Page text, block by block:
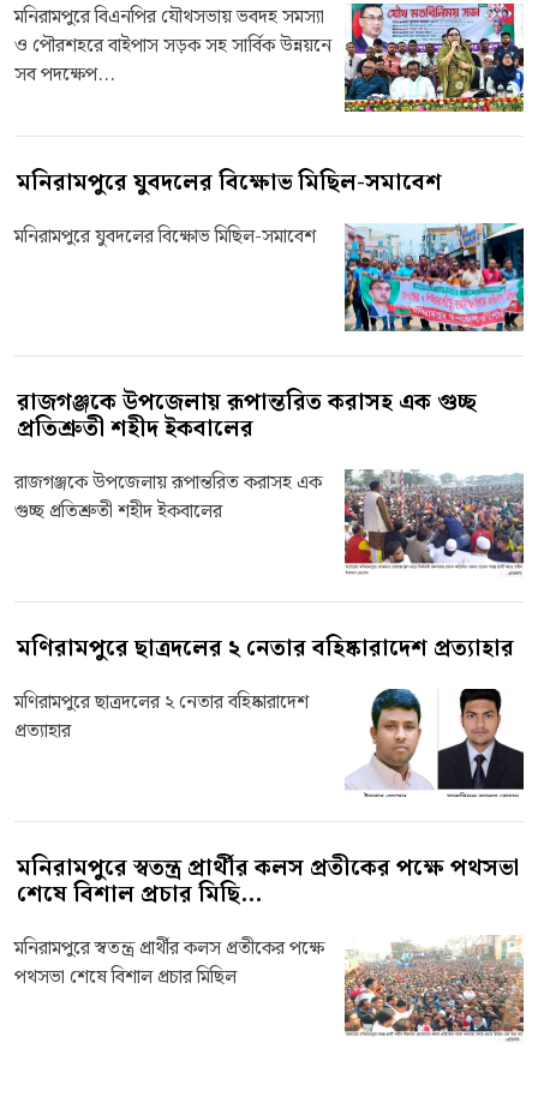
মনিরামপুরে বিএনপির যৌথসভায় ভবদহ সমস্যা
ও পৌরশহরে বাইপাস সড়ক সহ সার্বিক উন্নয়নে
সব পদক্ষেপ...
মনিরামপুরে যুবদলের বিক্ষোভ মিছিল-সমাবেশ
মনিরামপুরে যুবদলের বিক্ষোভ মিছিল-সমাবেশ
রাজগঞ্জকে উপজেলায় রূপান্তরিত করাসহ এক গুচ্ছ
প্রতিশ্রুতী শহীদ ইকবালের
রাজগঞ্জকে উপজেলায় রূপান্তরিত করাসহ এক
গুচ্ছ প্রতিশ্রুতী শহীদ ইকবালের
মণিরামপুরে ছাত্রদলের ২ নেতার বহিষ্কারাদেশ প্রত্যাহার
মণিরামপুরে ছাত্রদলের ২ নেতার বহিষ্কারাদেশ
প্রত্যাহার
মনিরামপুরে স্বতন্ত্র প্রার্থীর কলস প্রতীকের পক্ষে পথসভা
শেষে বিশাল প্রচার মিছি...
মনিরামপুরে স্বতন্ত্র প্রার্থীর কলস প্রতীকের পক্ষে
পথসভা শেষে বিশাল প্রচার মিছিল